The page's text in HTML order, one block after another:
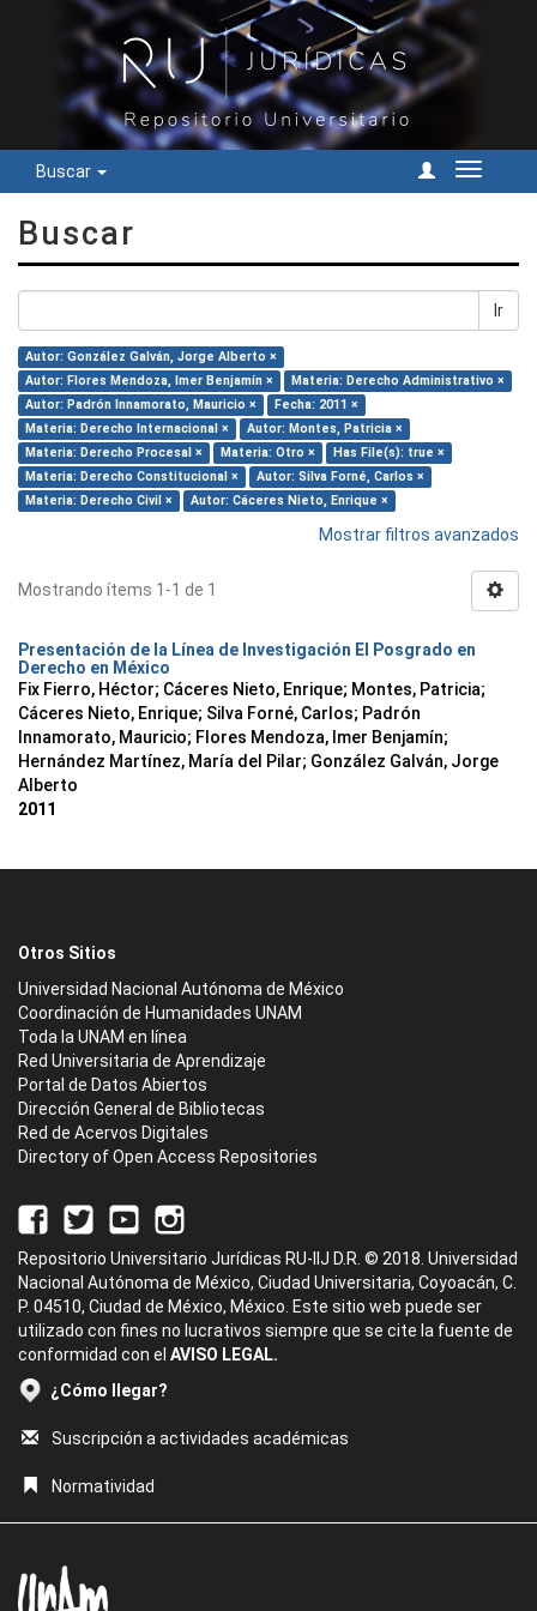
Buscar
Cambiar
Buscar
Ir
Autor: González Galván, Jorge Alberto ×
Autor: Flores Mendoza, Imer Benjamín ×
Materia: Derecho Administrativo ×
Autor: Padrón Innamorato, Mauricio ×
Fecha: 2011 ×
Materia: Derecho Internacional ×
Autor: Montes, Patricia ×
Materia: Derecho Procesal ×
Materia: Otro ×
Has File(s): true ×
Materia: Derecho Constitucional ×
Autor: Silva Forné, Carlos ×
Materia: Derecho Civil ×
Autor: Cáceres Nieto, Enrique ×
Mostrar filtros avanzados
Mostrando ítems 1-1 de 1
Presentación de la Línea de Investigación El Posgrado en
Derecho en México
Fix Fierro, Héctor; Cáceres Nieto, Enrique; Montes, Patricia;
Cáceres Nieto, Enrique; Silva Forné, Carlos; Padrón
Innamorato, Mauricio; Flores Mendoza, Imer Benjamín;
Hernández Martínez, María del Pilar; González Galván, Jorge
Alberto
2011
Otros Sitios
Universidad Nacional Autónoma de México
Coordinación de Humanidades UNAM
Toda la UNAM en línea
Red Universitaria de Aprendizaje
Portal de Datos Abiertos
Dirección General de Bibliotecas
Red de Acervos Digitales
Directory of Open Access Repositories
Repositorio Universitario Jurídicas RU-IIJ D.R. © 2018. Universidad
Nacional Autónoma de México, Ciudad Universitaria, Coyoacán, C.
P. 04510, Ciudad de México, México. Este sitio web puede ser
utilizado con fines no lucrativos siempre que se cite la fuente de
conformidad con el AVISO LEGAL.
¿Cómo llegar?
Suscripción a actividades académicas
Normatividad